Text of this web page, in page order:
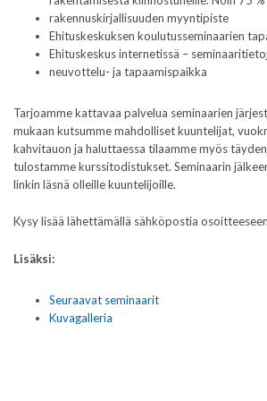
rakennuskirjallisuuden myyntipiste
Ehituskeskuksen koulutusseminaarien
Ehituskeskus internetissä –
neuvottelu- ja tapaamispaikka
Tarjoamme kattavaa palvelua seminaarien
mukaan kutsumme mahdolliset kuuntelijat,
kahvitauon ja haluttaessa tilaamme myös
tulostamme kurssitodistukset. Seminaarin
linkin läsnä olleille kuuntelijoille.
Kysy lisää lähettämällä sähköpostia osoitteeseen
Lisäksi:
Seuraavat seminaarit
Kuvagalleria